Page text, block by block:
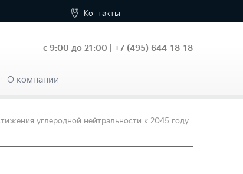
Контакты
с 9:00 до 21:00 | +7 (495) 644-18-18
О компании
углеродной нейтральности к 2045 году